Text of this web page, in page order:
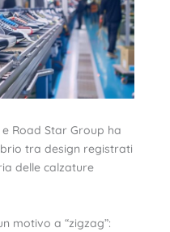
Road Star Group ha
tra design registrati
delle calzature
motivo a “zigzag”: